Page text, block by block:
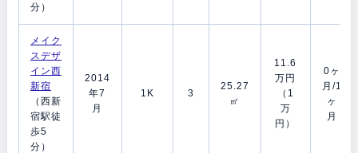
分）
メイク
スデザ
イン西
新宿
（西新
宿駅徒
歩5
分）
2014
年7
月
1K 3
25.27
㎡
11.6
万円
（1
万
円）
0ヶ
月/1
ヶ
月